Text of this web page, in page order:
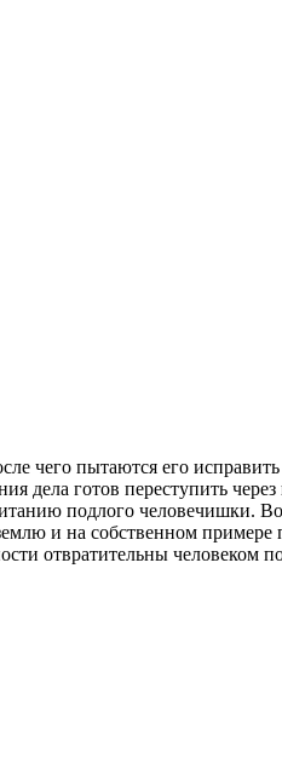
чего пытаются его исправить
дела готов переступить
подлого человечишки.
и на собственном примере
отвратительны человеком